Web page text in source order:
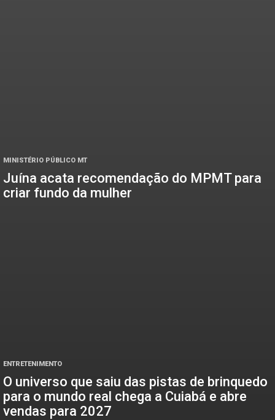
MINISTÉRIO PÚBLICO MT
Juína acata recomendação do MPMT para
criar fundo da mulher
ENTRETENIMENTO
O universo que saiu das pistas de brinquedo
para o mundo real chega a Cuiabá e abre
vendas para 2027